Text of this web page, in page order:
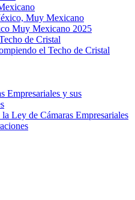
Muy Mexicano
Muy Mexicano 2025
de Cristal
el Techo de Cristal
Empresariales y sus
Ley de Cámaras Empresariales